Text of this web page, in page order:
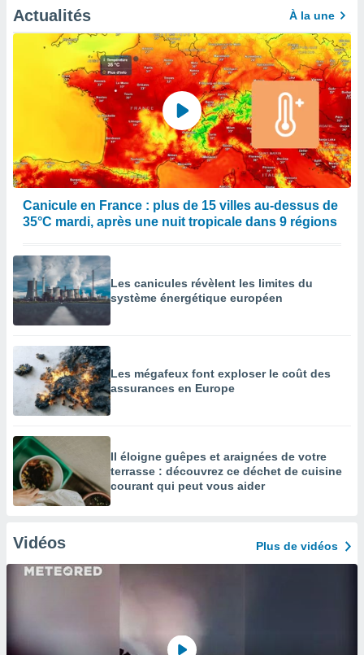
Actualités À la une
Canicule en France : plus de 15 villes au-dessus de
35°C mardi, après une nuit tropicale dans 9 régions
Les canicules révèlent les limites du
système énergétique européen
Les mégafeux font exploser le coût des
assurances en Europe
Il éloigne guêpes et araignées de votre
terrasse : découvrez ce déchet de cuisine
courant qui peut vous aider
Vidéos Plus de vidéos